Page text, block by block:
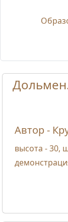
Автор -
высота - 30,